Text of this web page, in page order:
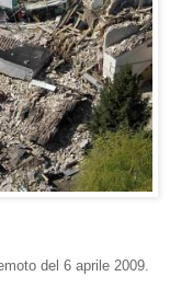
del 6 aprile 2009.